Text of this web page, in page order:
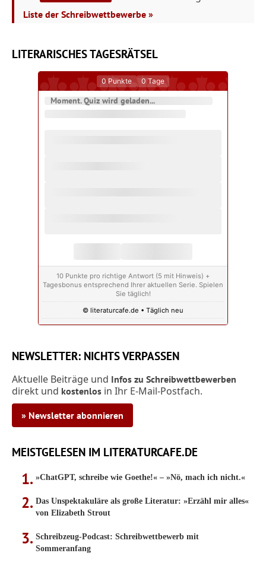
Liste der Schreibwettbewerbe »
LITERARISCHES TAGESRÄTSEL
0 Punkte 0 Tage
Moment. Quiz wird geladen...
10 Punkte pro richtige Antwort (5 mit Hinweis) +
Tagesbonus entsprechend Ihrer aktuellen Serie. Spielen
Sie täglich!
© literaturcafe.de • Täglich neu
NEWSLETTER: NICHTS VERPASSEN
Aktuelle Beiträge und Infos zu Schreibwettbewerben
direkt und kostenlos in Ihr E-Mail-Postfach.
» Newsletter abonnieren
MEISTGELESEN IM LITERATURCAFE.DE
»ChatGPT, schreibe wie Goethe!« – »Nö, mach ich nicht.«
Das Unspektakuläre als große Literatur: »Erzähl mir alles«
von Elizabeth Strout
Schreibzeug-Podcast: Schreibwettbewerb mit
Sommeranfang